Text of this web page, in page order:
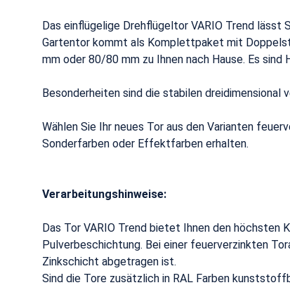
Das einflügelige Drehflügeltor VARIO Trend
Gartentor kommt als Komplettpaket mit
mm oder 80/80 mm zu Ihnen nach Hause. Es
Besonderheiten sind die stabilen
Wählen Sie Ihr neues Tor aus den Varianten
Sonderfarben oder Effektfarben erhalten.
Verarbeitungshinweise:
Das Tor VARIO Trend bietet Ihnen den höchsten
Pulverbeschichtung. Bei einer feuerverzinkten
Zinkschicht abgetragen ist.
Sind die Tore zusätzlich in RAL Farben